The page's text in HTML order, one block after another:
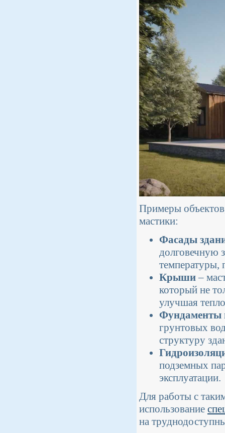
Примеры
мастики:
Фасады
долговечную
температуры,
Крыши–
который не
улучшая
Фундаменты
грунтовых
структуру
подземных
эксплуатации.
Для работы с
использование
на